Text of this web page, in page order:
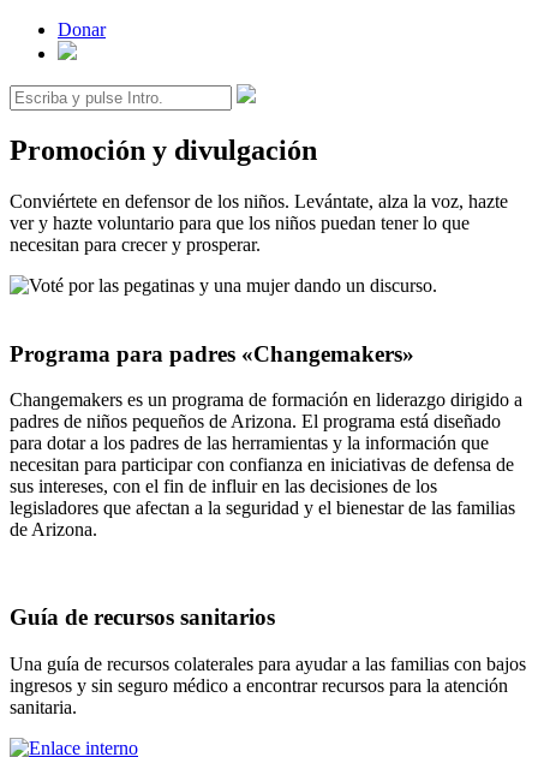
Donar
Buscar:
Promoción y divulgación
Conviértete en defensor de los niños. Levántate, alza la voz, hazte
ver y hazte voluntario para que los niños puedan tener lo que
necesitan para crecer y prosperar.
Programa para padres «Changemakers»
Changemakers es un programa de formación en liderazgo dirigido a
padres de niños pequeños de Arizona. El programa está diseñado
para dotar a los padres de las herramientas y la información que
necesitan para participar con confianza en iniciativas de defensa de
sus intereses, con el fin de influir en las decisiones de los
legisladores que afectan a la seguridad y el bienestar de las familias
de Arizona.
Guía de recursos sanitarios
Una guía de recursos colaterales para ayudar a las familias con bajos
ingresos y sin seguro médico a encontrar recursos para la atención
sanitaria.